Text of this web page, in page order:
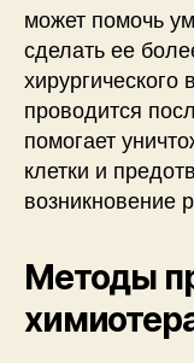
может помочь
сделать ее
проводится
помогает
клетки и
возникновение
Методы